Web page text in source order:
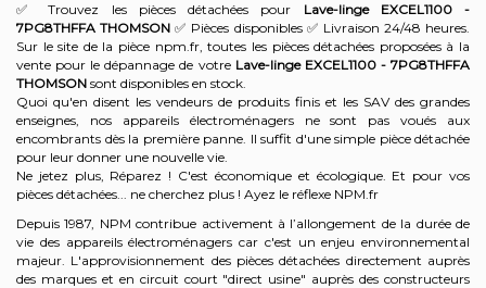
✅ Trouvez les pièces détachées pour Lave-linge EXCEL1100 -
7PG8THFFA THOMSON✅ Pièces disponibles ✅ Livraison 24/48 heures.
Sur le site de la pièce npm.fr, toutes les pièces détachées proposées à la
vente pour le dépannage de votre Lave-linge EXCEL1100 - 7PG8THFFA
THOMSON sont disponibles en stock.
Quoi qu'en disent les vendeurs de produits finis et les SAV des grandes
enseignes, nos appareils électroménagers ne sont pas voués aux
encombrants dès la première panne. Il suffit d'une simple pièce détachée
pour leur donner une nouvelle vie.
Ne jetez plus, Réparez ! C'est économique et écologique. Et pour vos
pièces détachées... ne cherchez plus ! Ayez le réflexe NPM.fr
Depuis 1987, NPM contribue activement à l’allongement de la durée de
vie des appareils électroménagers car c'est un enjeu environnemental
majeur. L'approvisionnement des pièces détachées directement auprès
des marques et en circuit court "direct usine" auprès des constructeurs